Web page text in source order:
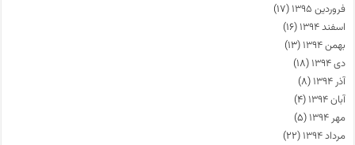
فروردین ۱۳۹۵
(۱۷)
اسفند ۱۳۹۴
(۱۶)
بهمن ۱۳۹۴
(۱۳)
دی ۱۳۹۴
(۱۸)
آذر ۱۳۹۴
(۸)
آبان ۱۳۹۴
(۴)
مهر ۱۳۹۴
(۵)
مرداد ۱۳۹۴
(۲۲)